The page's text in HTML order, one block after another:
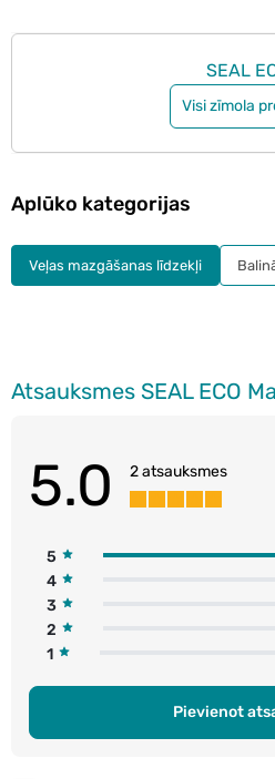
SEAL
Visi zīmola
5.0 2 atsauksmes
5
4
3
2
1
Pievienot
Aplūko kategorijas
Veļas mazgāšanas līdzekļi